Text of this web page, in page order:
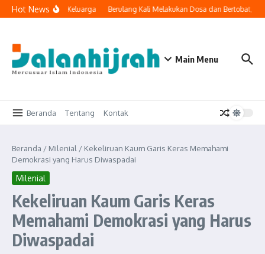
Lewati ke konten
Hot News
Masuk ke Ruang Keluarga Berulang Kali Melakukan Dosa dan Bertobat,
Main Menu
Beranda Tentang Kontak
Beranda / Milenial / Kekeliruan Kaum Garis Keras Memahami
Demokrasi yang Harus Diwaspadai
Milenial
Kekeliruan Kaum Garis Keras
Memahami Demokrasi yang Harus
Diwaspadai